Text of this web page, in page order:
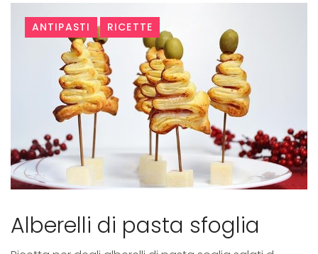
Tag:
alberelli
di
pasta
ANTIPASTI RICETTE
Alberelli di pasta sfoglia